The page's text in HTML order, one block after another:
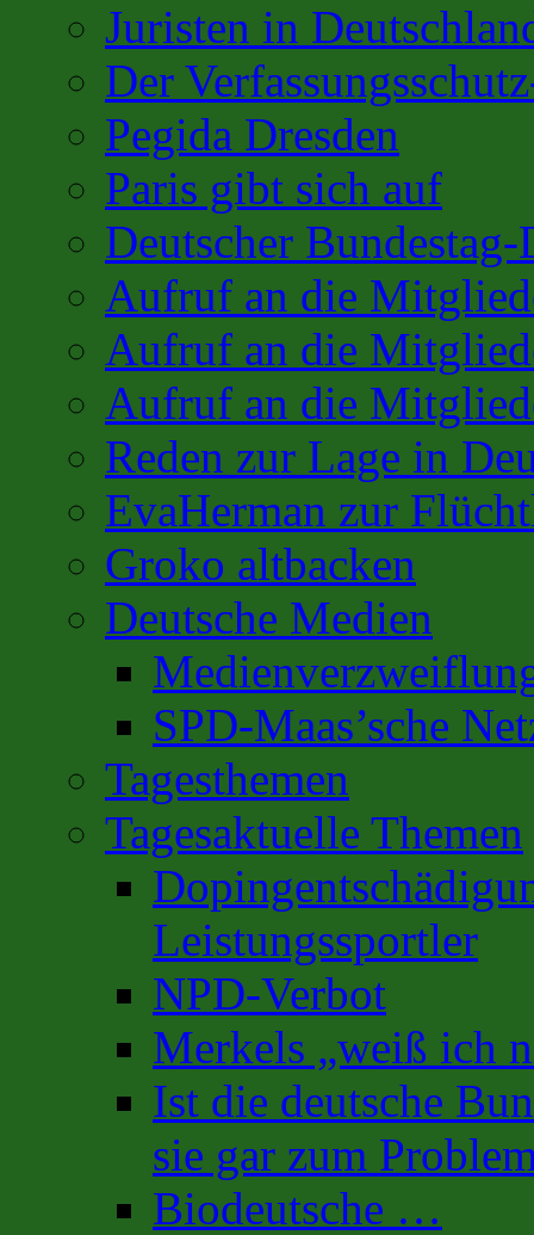
Juristen in
Der
Pegida Dresden
Paris gibt sich auf
Deutscher Bundestag-
Aufruf an die
Aufruf an die
Aufruf an die
Reden zur Lage in
EvaHerman zur
Groko altbacken
Deutsche Medien
SPD-Maas’sche
Tagesthemen
Tagesaktuelle Themen
Leistungssportler
NPD-Verbot
Merkels „weiß ich
Ist die deutsche
sie gar zum
Biodeutsche …